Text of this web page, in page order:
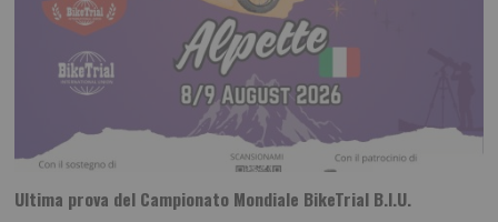
Ultima prova del Campionato Mondiale BikeTrial B.I.U.